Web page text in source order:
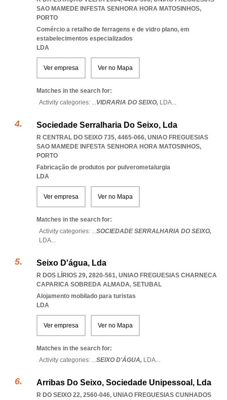
SAO MAMEDE INFESTA SENHORA HORA MATOSINHOS,
PORTO
Comércio a retalho de ferragens e de vidro plano, em
estabelecimentos especializados
LDA
Ver empresa Ver no Mapa
Matches in the search for:
Activity categories: ...VIDRARIA DO SEIXO, LDA...
Sociedade Serralharia Do Seixo, Lda
R CENTRAL DO SEIXO 735, 4465-066, UNIAO FREGUESIAS
SAO MAMEDE INFESTA SENHORA HORA MATOSINHOS,
PORTO
Fabricação de produtos por pulverometalurgia
LDA
Ver empresa Ver no Mapa
Matches in the search for:
Activity categories: ...SOCIEDADE SERRALHARIA DO SEIXO,
LDA...
Seixo D'água, Lda
R DOS LÍRIOS 29, 2820-561, UNIAO FREGUESIAS CHARNECA
CAPARICA SOBREDA ALMADA, SETUBAL
Alojamento mobilado para turistas
LDA
Ver empresa Ver no Mapa
Matches in the search for:
Activity categories: ...SEIXO D'ÁGUA, LDA...
Arribas Do Seixo, Sociedade Unipessoal, Lda
R DO SEIXO 22, 2560-046, UNIAO FREGUESIAS CUNHADOS